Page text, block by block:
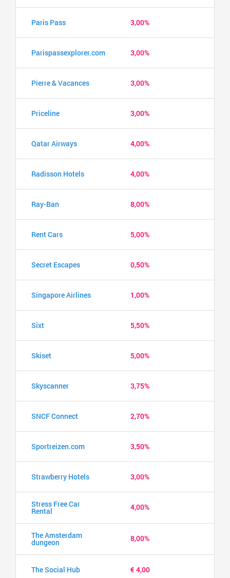
Paris Pass 3,00%
Parispassexplorer.com 3,00%
Pierre & Vacances 3,00%
Priceline 3,00%
Qatar Airways 4,00%
Radisson Hotels 4,00%
Ray-Ban 8,00%
Rent Cars 5,00%
Secret Escapes 0,50%
Singapore Airlines 1,00%
Sixt 5,50%
Skiset 5,00%
Skyscanner 3,75%
SNCF Connect 2,70%
Sportreizen.com 3,50%
Strawberry Hotels 3,00%
Stress Free Car
Rental 4,00%
The Amsterdam
dungeon 8,00%
The Social Hub € 4,00